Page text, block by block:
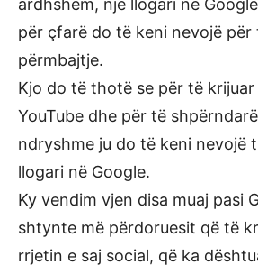
ardhshëm, një llogari në
për çfarë do të keni nevojë për
përmbajtje.
Kjo do të thotë se për të krijuar
YouTube dhe për të
ndryshme ju do të keni nevojë
llogari në Google.
Ky vendim vjen disa muaj pasi
shtynte më përdoruesit që të
rrjetin e saj social, që ka